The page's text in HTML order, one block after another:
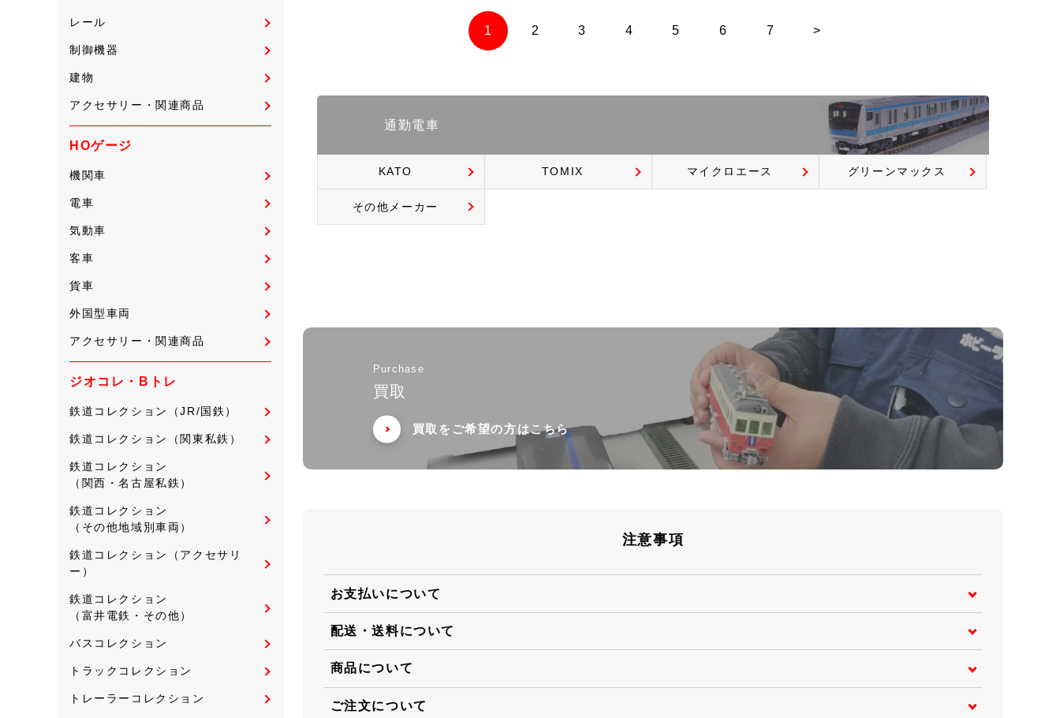
レール
制御機器
建物
アクセサリー・関連商品
HOゲージ
機関車
電車
気動車
客車
貨車
外国型車両
アクセサリー・関連商品
ジオコレ・Bトレ
鉄道コレクション（JR/国鉄）
鉄道コレクション（関東私鉄）
鉄道コレクション
（関西・名古屋私鉄）
鉄道コレクション
（その他地域別車両）
鉄道コレクション（アクセサリ
ー）
鉄道コレクション
（富井電鉄・その他）
バスコレクション
トラックコレクション
トレーラーコレクション
1 2 3 4 5 6 7 >
通勤電車
KATO TOMIX マイクロエース グリーンマックス
その他メーカー
Purchase
買取
買取をご希望の方はこちら
注意事項
お支払いについて
配送・送料について
商品について
ご注文について